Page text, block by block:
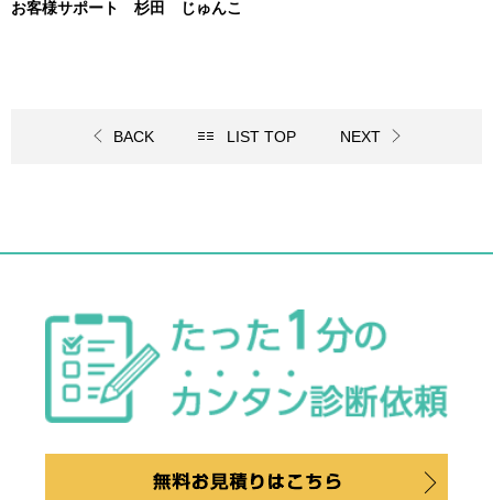
お客様サポート 杉田 じゅんこ
BACK LIST TOP NEXT